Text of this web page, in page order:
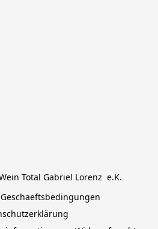
Total Gabriel Lorenz  e.K.